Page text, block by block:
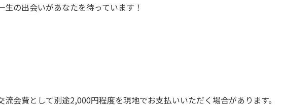
の出会いがあなたを待っています！
会費として別途2,000円程度を現地でお支払いいただく場合があります。